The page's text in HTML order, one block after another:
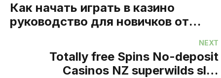
Как начать играть в казино
руководство для новичков от
NEXT
Totally free Spins No-deposit
Casinos NZ superwilds slot